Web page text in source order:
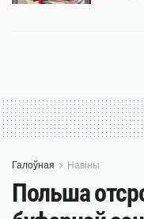
Галоўная Навіны
Польша